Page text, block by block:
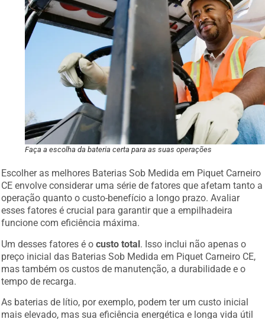
Faça a escolha da bateria certa para as suas operações
Escolher as melhores Baterias Sob Medida em Piquet Carneiro
CE envolve considerar uma série de fatores que afetam tanto a
operação quanto o custo-benefício a longo prazo. Avaliar
esses fatores é crucial para garantir que a empilhadeira
funcione com eficiência máxima.
Um desses fatores é ocusto total. Isso inclui não apenas o
preço inicial das Baterias Sob Medida em Piquet Carneiro CE,
mas também os custos de manutenção, a durabilidade e o
tempo de recarga.
As baterias de lítio, por exemplo, podem ter um custo inicial
mais elevado, mas sua eficiência energética e longa vida útil